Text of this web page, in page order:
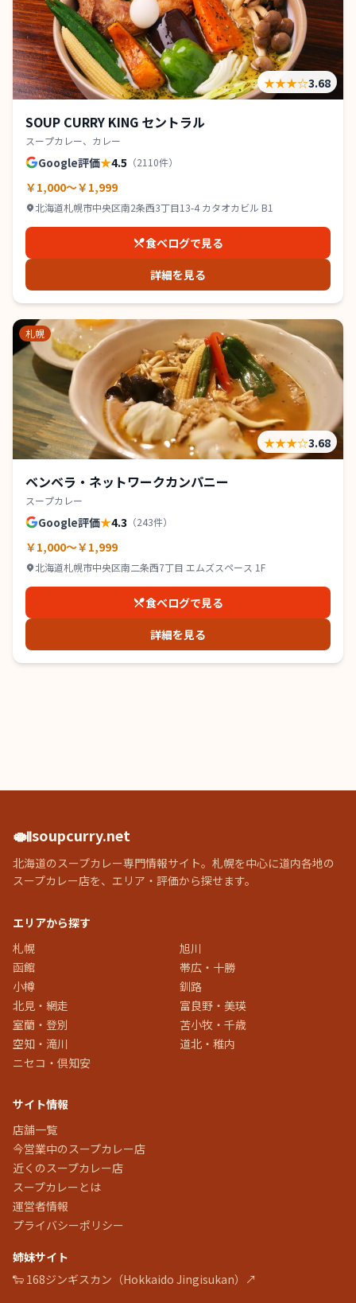
★★★☆3.68
SOUP CURRY KING セントラル
スープカレー、カレー
Google評価★4.5 （2110件）
￥1,000～￥1,999
北海道札幌市中央区南2条西3丁目13-4 カタオカビル B1
食べログで見る
詳細を見る
札幌
★★★☆3.68
ベンベラ・ネットワークカンパニー
スープカレー
Google評価★4.3 （243件）
￥1,000～￥1,999
北海道札幌市中央区南二条西7丁目 エムズスペース 1F
食べログで見る
詳細を見る
🍛soupcurry.net
北海道のスープカレー専門情報サイト。札幌を中心に道内各地の
スープカレー店を、エリア・評価から探せます。
エリアから探す
札幌
旭川
函館
帯広・十勝
小樽
釧路
北見・網走
富良野・美瑛
室蘭・登別
苫小牧・千歳
空知・滝川
道北・稚内
ニセコ・倶知安
サイト情報
店舗一覧
今営業中のスープカレー店
近くのスープカレー店
スープカレーとは
運営者情報
プライバシーポリシー
姉妹サイト
🐑 168ジンギスカン（Hokkaido Jingisukan）↗